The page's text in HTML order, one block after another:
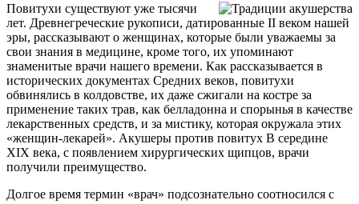
Повитухи существуют уже тысячи
лет. Древнегреческие рукописи, датированные II веком нашей
эры, рассказывают о женщинах, которые были уважаемы за
свои знания в медицине, кроме того, их упоминают
знаменитые врачи нашего времени. Как рассказывается в
исторических документах Средних веков, повитухи
обвинялись в колдовстве, их даже сжигали на костре за
применение таких трав, как белладонна и спорынья в качестве
лекарственных средств, и за мистику, которая окружала этих
«женщин-лекарей». Акушеры против повитух В середине
XIX века, с появлением хирургических щипцов, врачи
получили преимущество.
Долгое время термин «врач» подсознательно соотносился с